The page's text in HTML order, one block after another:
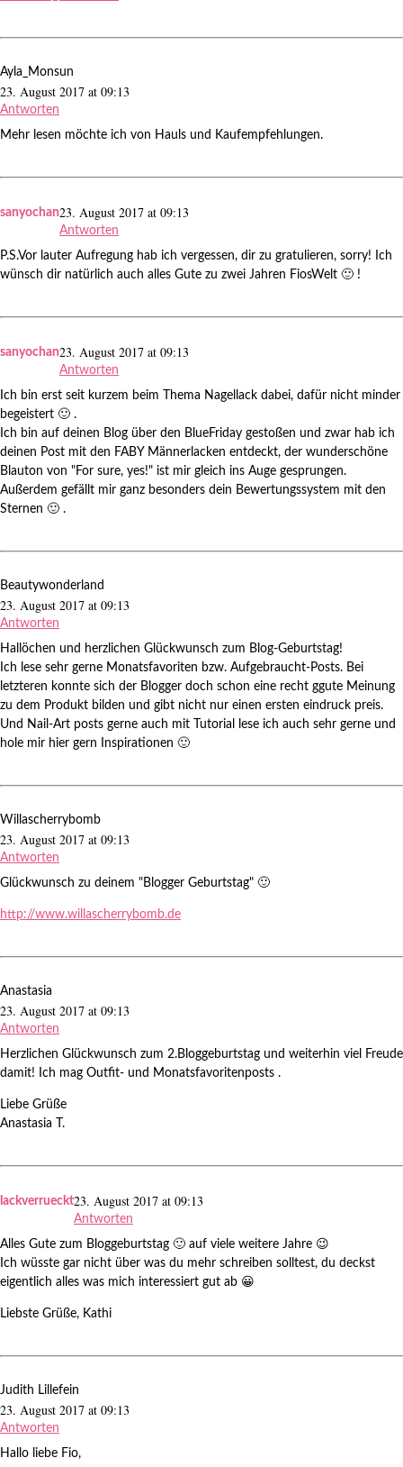
Ayla_Monsun
23. August 2017 at 09:13
Antworten
Mehr lesen möchte ich von Hauls und Kaufempfehlungen.
sanyochan23. August 2017 at 09:13
Antworten
P.S.Vor lauter Aufregung hab ich vergessen, dir zu gratulieren, sorry! Ich
wünsch dir natürlich auch alles Gute zu zwei Jahren FiosWelt 🙂 !
sanyochan23. August 2017 at 09:13
Antworten
Ich bin erst seit kurzem beim Thema Nagellack dabei, dafür nicht minder
begeistert 🙂 .
Ich bin auf deinen Blog über den BlueFriday gestoßen und zwar hab ich
deinen Post mit den FABY Männerlacken entdeckt, der wunderschöne
Blauton von "For sure, yes!" ist mir gleich ins Auge gesprungen.
Außerdem gefällt mir ganz besonders dein Bewertungssystem mit den
Sternen 🙂 .
Beautywonderland
23. August 2017 at 09:13
Antworten
Hallöchen und herzlichen Glückwunsch zum Blog-Geburtstag!
Ich lese sehr gerne Monatsfavoriten bzw. Aufgebraucht-Posts. Bei
letzteren konnte sich der Blogger doch schon eine recht ggute Meinung
zu dem Produkt bilden und gibt nicht nur einen ersten eindruck preis.
Und Nail-Art posts gerne auch mit Tutorial lese ich auch sehr gerne und
hole mir hier gern Inspirationen 🙂
Willascherrybomb
23. August 2017 at 09:13
Antworten
Glückwunsch zu deinem "Blogger Geburtstag" 🙂
http://www.willascherrybomb.de
Anastasia
23. August 2017 at 09:13
Antworten
Herzlichen Glückwunsch zum 2.Bloggeburtstag und weiterhin viel Freude
damit! Ich mag Outfit- und Monatsfavoritenposts .
Liebe Grüße
Anastasia T.
lackverrueckt23. August 2017 at 09:13
Antworten
Alles Gute zum Bloggeburtstag 🙂 auf viele weitere Jahre 😉
Ich wüsste gar nicht über was du mehr schreiben solltest, du deckst
eigentlich alles was mich interessiert gut ab 😀
Liebste Grüße, Kathi
Judith Lillefein
23. August 2017 at 09:13
Antworten
Hallo liebe Fio,